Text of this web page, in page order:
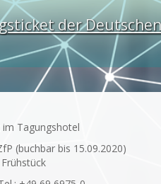
der
im Tagungshotel
(buchbar bis 15.09.2020)
Frühstück